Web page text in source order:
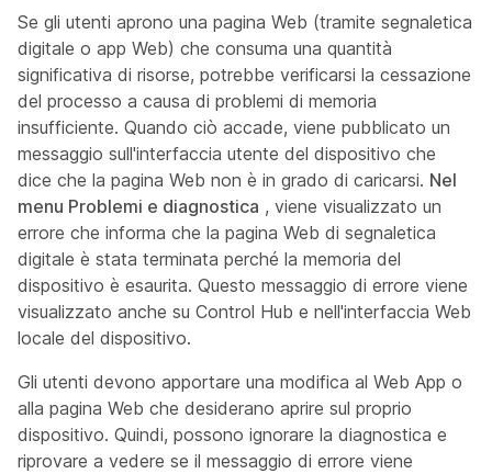
Se gli utenti aprono una pagina Web (tramite segnaletica
digitale o app Web) che consuma una quantità
significativa di risorse, potrebbe verificarsi la cessazione
del processo a causa di problemi di memoria
insufficiente. Quando ciò accade, viene pubblicato un
messaggio sull'interfaccia utente del dispositivo che
dice che la pagina Web non è in grado di caricarsi. Nel
menu Problemi e diagnostica , viene visualizzato un
errore che informa che la pagina Web di segnaletica
digitale è stata terminata perché la memoria del
dispositivo è esaurita. Questo messaggio di errore viene
visualizzato anche su Control Hub e nell'interfaccia Web
locale del dispositivo.
Gli utenti devono apportare una modifica al Web App o
alla pagina Web che desiderano aprire sul proprio
dispositivo. Quindi, possono ignorare la diagnostica e
riprovare a vedere se il messaggio di errore viene